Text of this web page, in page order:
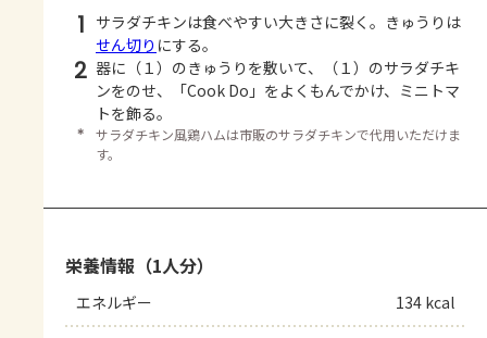
1 サラダチキンは食べやすい大きさに裂く。きゅうりは
せん切り にする。
2 器に（１）のきゅうりを敷いて、（１）のサラダチキ
ンをのせ、「Cook Do」をよくもんでかけ、ミニトマ
トを飾る。
＊
サラダチキン風鶏ハムは市販のサラダチキンで代用いただけま
す。
栄養情報（1人分）
エネルギー 134 kcal